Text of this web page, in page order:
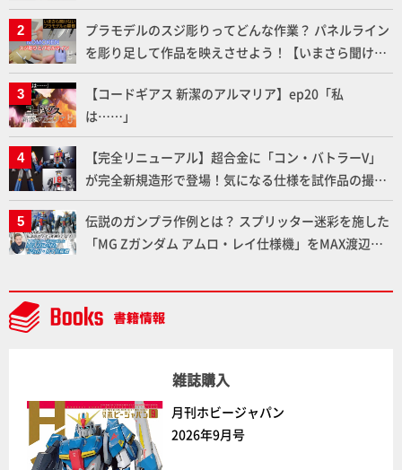
メラ永久保存化プロジェクト FINAL」
プラモデルのスジ彫りってどんな作業？ パネルライン
を彫り足して作品を映えさせよう！【いまさら聞けな
いプラモデルの基礎：スジ彫りとパネルライン】
【コードギアス 新潔のアルマリア】ep20「私
は……」
【完全リニューアル】超合金に「コン・バトラーV」
が完全新規造形で登場！気になる仕様を試作品の撮り
下ろしでご紹介!!さらに「大鉄人17」＆「ワンエイ
ト」セット情報もお届け！【超合金の魂】
伝説のガンプラ作例とは？ スプリッター迷彩を施した
「MG Zガンダム アムロ・レイ仕様機」をMAX渡辺が
雑誌購入
月刊ホビージャパン
2026年9月号